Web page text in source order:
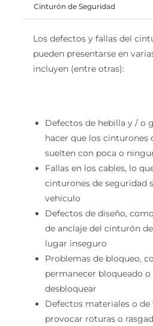
Cinturón de Seguridad
Los defectos y fallas del
pueden presentarse en
incluyen (entre otras):
Defectos de hebilla y / o
hacer que los cinturones
suelten con poca o
Fallas en los cables, lo
cinturones de seguridad
vehículo
Defectos de diseño,
de anclaje del cinturón
lugar inseguro
Problemas de bloqueo,
permanecer bloqueado o
desbloquear
Defectos materiales o
provocar roturas o